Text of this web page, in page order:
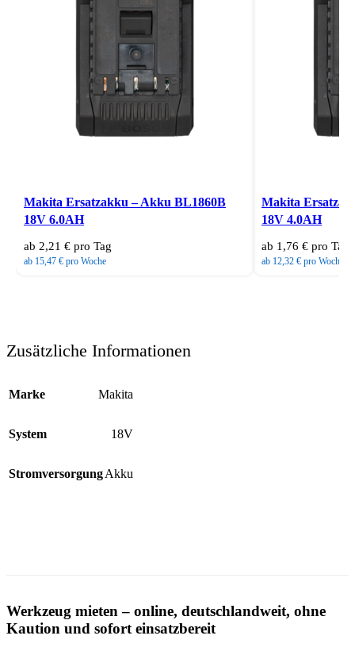
Vergleichen
Makita Ersatzakku – Akku BL1860B
18V 6.0AH
ab 2,21 € pro Tag
ab 15,47 € pro Woche
Vergleichen
Makita
18V 4.0AH
ab 1,76 € pro Tag
ab 12,32 € pro Woche
Zusätzliche Informationen
Marke Makita
System 18V
StromversorgungAkku
Werkzeug mieten – online, deutschlandweit, ohne
Kaution und sofort einsatzbereit